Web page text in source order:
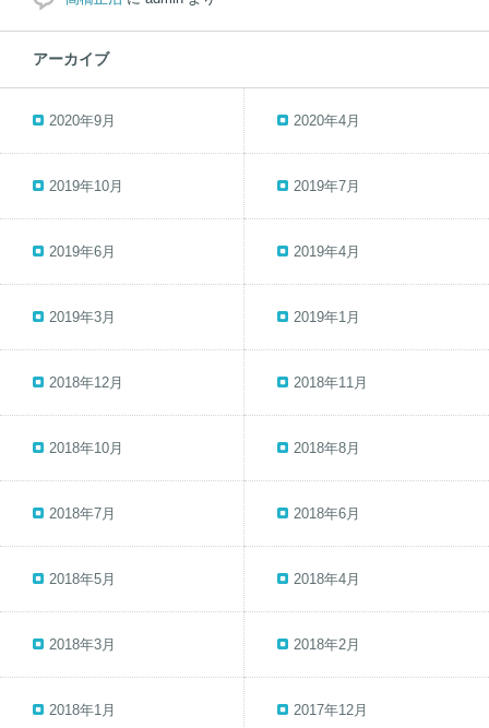
アーカイブ
2020年9月 2020年4月
2019年10月 2019年7月
2019年6月 2019年4月
2019年3月 2019年1月
2018年12月 2018年11月
2018年10月 2018年8月
2018年7月 2018年6月
2018年5月 2018年4月
2018年3月 2018年2月
2018年1月 2017年12月